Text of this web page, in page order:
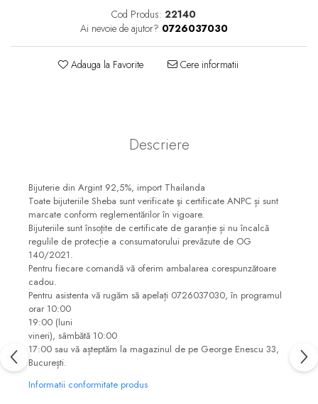
Cod Produs: 22140
Ai nevoie de ajutor? 0726037030
Adauga la Favorite Cere informatii
Descriere
Bijuterie din Argint 92,5%, import Thailanda
Toate bijuteriile Sheba sunt verificate şi certificate ANPC și sunt
marcate conform reglementărilor în vigoare.
Bijuteriile sunt însoţite de certificate de garanţie și nu încalcă
regulile de protecție a consumatorului prevăzute de OG
140/2021.
Pentru fiecare comandă vă oferim ambalarea corespunzătoare
cadou.
Pentru asistenta vă rugăm să apelați 0726037030, în programul
orar 10:00
19:00 (luni
vineri), sâmbătă 10:00
17:00 sau vă așteptăm la magazinul de pe George Enescu 33,
București.
Informatii conformitate produs